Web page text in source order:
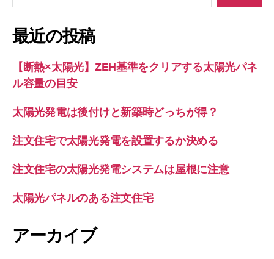
象:
最近の投稿
【断熱×太陽光】ZEH基準をクリアする太陽光パネ
ル容量の目安
太陽光発電は後付けと新築時どっちが得？
注文住宅で太陽光発電を設置するか決める
注文住宅の太陽光発電システムは屋根に注意
太陽光パネルのある注文住宅
アーカイブ